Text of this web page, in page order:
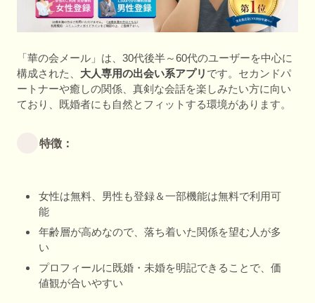
「華の会メール」は、30代後半～60代のユーザーを中心に
構成された、 大人専用の出会い系アプリ です。セカンドパ
ートナーや癒しの関係、真剣な会話を楽しみたい方に向い
ており、既婚者にも自然とフィットする環境があります。
特徴：
女性は無料、男性も登録＆一部機能は無料で利用可
能
年齢層が高めなので、落ち着いた関係を望む人が多
い
プロフィールに既婚・未婚を明記できることで、価
値観が合いやすい